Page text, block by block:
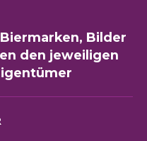
Bilder
den jeweiligen